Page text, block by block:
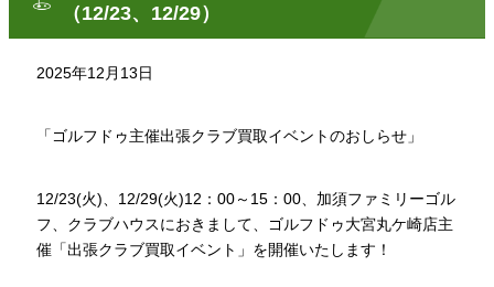
（12/23、12/29）
2025年12月13日
「ゴルフドゥ主催出張クラブ買取イベントのおしらせ」
12/23(火)、12/29(火)12：00～15：00、加須ファミリーゴル
フ、クラブハウスにおきまして、ゴルフドゥ大宮丸ケ崎店主
催「出張クラブ買取イベント」を開催いたします！